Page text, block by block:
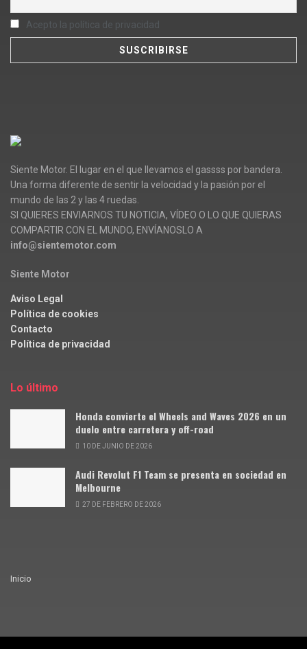
Acepto la política de privacidad
Siente Motor. El lugar en el que llevamos el gassss por bandera.
Una forma diferente de sentir la velocidad y la pasión por el
mundo de las 2 y las 4 ruedas.
SI QUIERES ENVIARNOS TU NOTICIA, VÍDEO O LO QUE QUIERAS
COMPARTIR CON EL MUNDO, ENVÍANOSLO A
info@sientemotor.com
Siente Motor
Aviso Legal
Política de cookies
Contacto
Política de privacidad
Lo último
Honda convierte el Wheels and Waves 2026 en un
duelo entre carretera y off-road
10 DE JUNIO DE 2026
Audi Revolut F1 Team se presenta en sociedad en
Melbourne
27 DE FEBRERO DE 2026
Inicio